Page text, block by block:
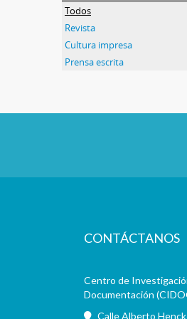
Todos
Revista
Cultura impresa
Prensa escrita
CONTÁCTANOS
Centro de
Documentación
Calle Alberto